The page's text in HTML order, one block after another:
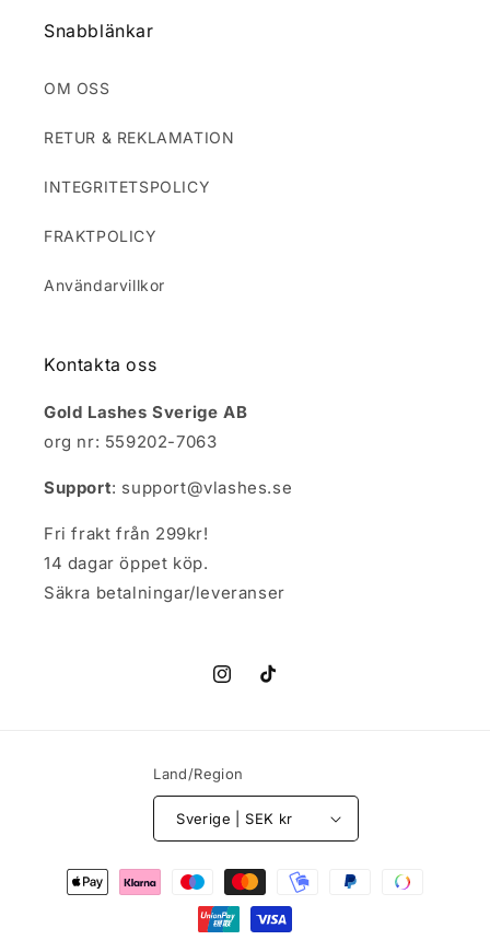
Snabblänkar
OM OSS
RETUR & REKLAMATION
INTEGRITETSPOLICY
FRAKTPOLICY
Användarvillkor
Kontakta oss
Gold Lashes Sverige AB
org nr: 559202-7063
Support: support@vlashes.se
Fri frakt från 299kr!
14 dagar öppet köp.
Säkra betalningar/leveranser
InstagramTikTok
Land/Region
Sverige | SEK kr
Betalningsmetoder